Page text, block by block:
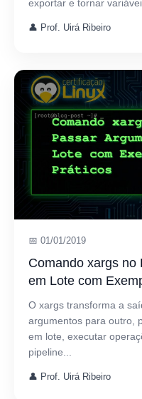
exportar e tornar
👤 Prof. Uirá Ribeiro
📅 01/01/2019
Comando xargs no
em Lote com
O xargs transforma a
argumentos para outro,
em lote, executar
pipeline...
👤 Prof. Uirá Ribeiro